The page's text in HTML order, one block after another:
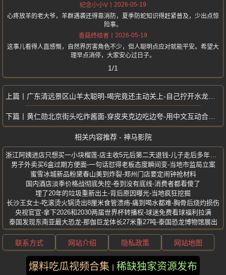
纪念小小V
2026-05-19
心疼放羊的老大爷，羊群遇袭还得靠消防，夏季防蛇知识得赶紧普及，少出点惊
险事。
香菇终结者
2026-05-19
这事儿看得人直感慨，自然界厉害角色不少，但人聪明点应对就能平安。希望大
理早点消停，大家安心过日子。
1/1
广东清远景区山羊太聪明-喝完竟还主动关上-自己拧开水龙头喝水
黄仁勋北京街头吃炸酱面-穿皮夹克边吃边夸-用中文互动合影来者不拒
相关内容推荐 - 神马影院
男子外卖买6盒过期方便面-一句话怼得老板态度瞬间变-当地市监局立案
蜜雪冰城新品粉黛春山美到炸裂-郑州门店要定闹钟抢材料
国内酒店淡季价格战彻底失控-卷到没有底线-消费者都看傻了
埋了20年的垃圾重新出土-背后原因曝光-当地疯狂挖掘
长沙王女士-吃滚烫火锅烫出8厘米食管溃疡-痛到喝水都难-胸骨后烧灼损伤
央视官宣-拿下2026和2030两届世界杯转播权-球迷免费看球福利拉满
泰国发现东南亚最大恐龙-那伽巨龙体长27米重27吨-泰国恐龙博物馆展出
爆料吃瓜视频合集 稀缺独家资源发布
联系方式 网站介绍 隐私政策 网站地图
版权所有 ©2025 神马影院 保留所有权利